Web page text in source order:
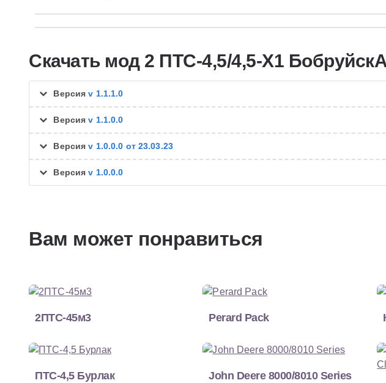
Скачать мод 2 ПТС-4,5/4,5-Х1
Версияv 1.1.1.0
Версияv 1.1.0.0
Версияv 1.0.0.0 от 23.03.23
Версияv 1.0.0.0
Вам может понравиться
2ПТС-45м3 Perard Pack
ПТС-4,5 Бурлак
John Deere 8000/8010 Series